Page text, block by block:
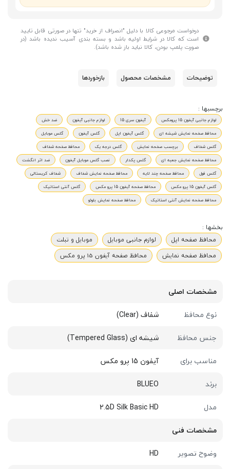
درخواست مرجوعی کالا با دلیل "انصراف از خرید" تنها در صورتی قابل تایید
است که کالا در شرایط اولیه باشد و بسته بندی آسیب ندیده باشد (در
صورت پلمپ بودن، کالا نباید باز شده باشد).
توضیحات مشخصات محصول بازخوردها
برچسبها :
لوازم جانبی آیفون 15 پرومکس آیفون سری 15 لوازم جانبی آیفون
ضد خش
محافظ صفحه نمایش شیشه ای
گلس آیفون اپل گلس آیفون
گلس موبایل
گلس شفاف
برچسب صفحه نمایش گلس درجه یک
محافظ صفحه شفاف
محافظ صفحه نمایش جعبه ای
گلس پکدار نصب گلس موبایل آیفون
ضد اثر انگشت
گلس فول
محافظ صفحه چند لایه محافظ صفحه نمایش شفاف
شفاف کریستالی
گلس آیفون 15 پرو مکس
محافظ صفحه آیفون 15 پرو مکس
گلس آنتی استاتیک
محافظ صفحه نمایش آنتی استاتیک
محافظ صفحه نمایش بلوئو
بخشها :
محافظ صفحه اپل
لوازم جانبی موبایل
موبایل و تبلت
محافظ صفحه نمایش
محافظ صفحه آیفون 15 پرو مکس
مشخصات اصلی
نوع محافظ
شفاف (Clear)
جنس محافظ
شیشه ای (Tempered Glass)
مناسب برای
آیفون 15 پرو مکس
برند
BLUEO
مدل
2.5D Silk Basic HD
مشخصات فنی
وضوح تصویر
HD